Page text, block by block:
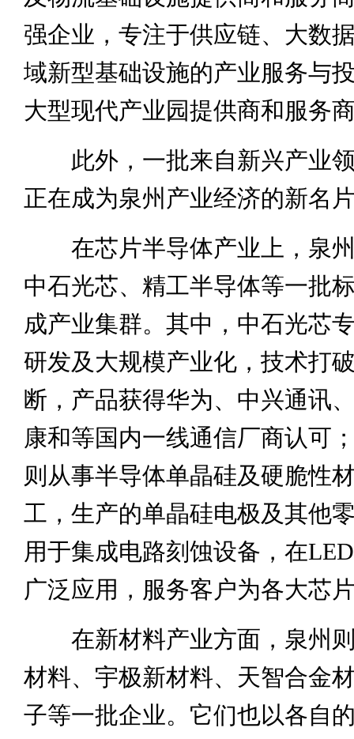
强企业，专注于供应链、大数
域新型基础设施的产业服务与
大型现代产业园提供商和服务
此外，一批来自新兴产业领
正在成为泉州产业经济的新名
在芯片半导体产业上，泉州
中石光芯、精工半导体等一批
成产业集群。其中，中石光芯
研发及大规模产业化，技术打
断，产品获得华为、中兴通讯
康和等国内一线通信厂商认可
则从事半导体单晶硅及硬脆性
工，生产的单晶硅电极及其他
用于集成电路刻蚀设备，在
广泛应用，服务客户为各大芯
在新材料产业方面，泉州则
材料、宇极新材料、天智合金
子等一批企业。它们也以各自